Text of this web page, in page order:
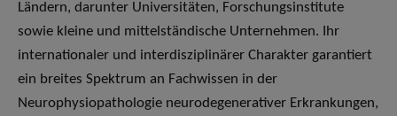
Ländern, darunter Universitäten, Forschungsinstitute
sowie kleine und mittelständische Unternehmen. Ihr
internationaler und interdisziplinärer Charakter garantiert
ein breites Spektrum an Fachwissen in der
Neurophysiopathologie neurodegenerativer Erkrankungen,